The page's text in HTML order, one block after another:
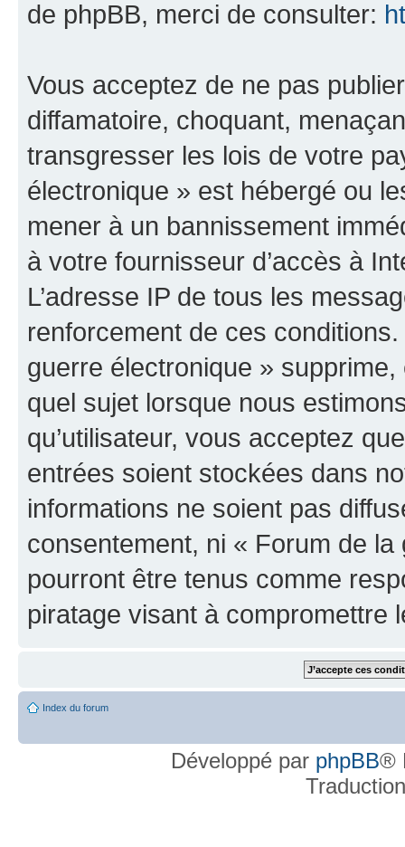
de phpBB, merci de consulter:
Vous acceptez de ne pas
diffamatoire, choquant,
transgresser les lois de votre
électronique » est hébergé ou
mener à un bannissement
à votre fournisseur d’accès à
L’adresse IP de tous les
renforcement de ces
guerre électronique »
quel sujet lorsque nous
qu’utilisateur, vous acceptez
entrées soient stockées dans
informations ne soient pas
consentement, ni « Forum de
pourront être tenus comme
piratage visant à compromettre
Index du forum
Développé par phpBB®